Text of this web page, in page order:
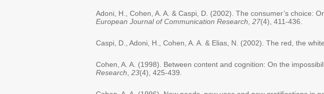
Adoni, H., Cohen, A. A. & Caspi, D. (2002). The consumer’s choice:
European Journal of Communication Research 27(4), 411-436.
Caspi, D., Adoni, H., Cohen, A. A. & Elias, N. (2002). The red, the
Cohen, A. A. (1998). Between content and cognition: On the
Research 23(4), 425-439.